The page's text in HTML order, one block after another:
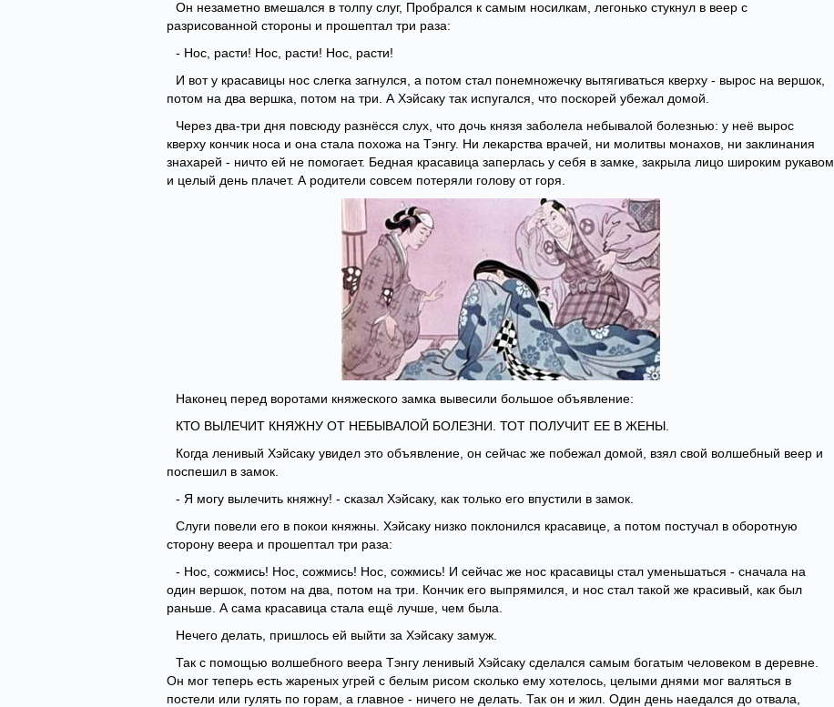
Он незаметно вмешался в толпу слуг, Пробрался к самым носилкам, легонько стукнул в веер с
разрисованной стороны и прошептал три раза:
- Hoc, расти! Hoc, расти! Hoc, расти!
И вот у красавицы нос слегка загнулся, а потом стал понемножечку вытягиваться кверху - вырос на вершок,
потом на два вершка, потом на три. А Хэйсаку так испугался, что поскорей убежал домой.
Через два-три дня повсюду разнёсся слух, что дочь князя заболела небывалой болезнью: у неё вырос
кверху кончик носа и она стала похожа на Тэнгу. Ни лекарства врачей, ни молитвы монахов, ни заклинания
знахарей - ничто ей не помогает. Бедная красавица заперлась у себя в замке, закрыла лицо широким рукавом
и целый день плачет. А родители совсем потеряли голову от горя.
Наконец перед воротами княжеского замка вывесили большое объявление:
КТО ВЫЛЕЧИТ КНЯЖНУ ОТ НЕБЫВАЛОЙ БОЛЕЗНИ. ТОТ ПОЛУЧИТ ЕЕ В ЖЕНЫ.
Когда ленивый Хэйсаку увидел это объявление, он сейчас же побежал домой, взял свой волшебный веер и
поспешил в замок.
- Я могу вылечить княжну! - сказал Хэйсаку, как только его впустили в замок.
Слуги повели его в покои княжны. Хэйсаку низко поклонился красавице, а потом постучал в оборотную
сторону веера и прошептал три раза:
- Нос, сожмись! Нос, сожмись! Нос, сожмись! И сейчас же нос красавицы стал уменьшаться - сначала на
один вершок, потом на два, потом на три. Кончик его выпрямился, и нос стал такой же красивый, как был
раньше. А сама красавица стала ещё лучше, чем была.
Нечего делать, пришлось ей выйти за Хэйсаку замуж.
Так с помощью волшебного веера Тэнгу ленивый Хэйсаку сделался самым богатым человеком в деревне.
Он мог теперь есть жареных угрей с белым рисом сколько ему хотелось, целыми днями мог валяться в
постели или гулять по горам, а главное - ничего не делать. Так он и жил. Один день наедался до отвала,